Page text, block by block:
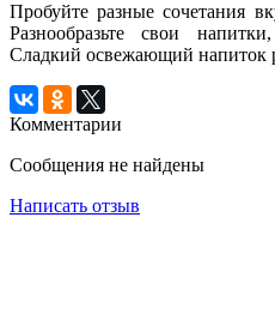
Пробуйте разные сочетания
Разнообразьте свои
Сладкий освежающий напиток
Комментарии
Сообщения не найдены
Написать отзыв